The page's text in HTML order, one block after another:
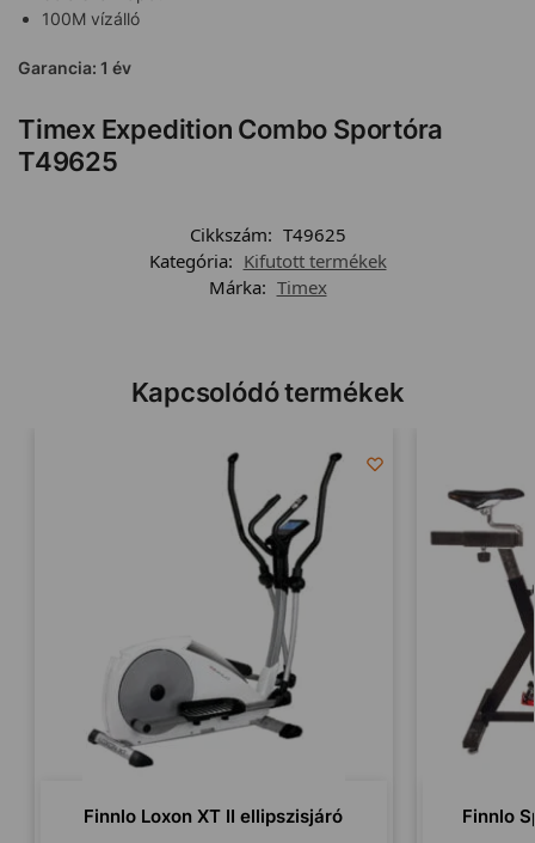
100M vízálló
Garancia: 1 év
Timex Expedition Combo Sportóra
T49625
Cikkszám: T49625
Kategória: Kifutott termékek
Márka: Timex
Kapcsolódó termékek
Finnlo Loxon XT II ellipszisjáró Finnlo